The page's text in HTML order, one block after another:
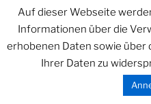
HECHELGELBLING
kinoprogramm
Auf dieser Webseite
Informationen über die
erhobenen Daten sowie über
Ihrer Daten zu